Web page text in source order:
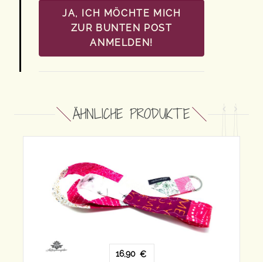
JA, ICH MÖCHTE MICH
ZUR BUNTEN POST
ANMELDEN!
ÄHNLICHE PRODUKTE